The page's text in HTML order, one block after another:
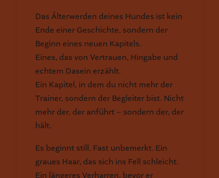
Das Älterwerden deines Hundes ist kein
Ende einer Geschichte, sondern der
Beginn eines neuen Kapitels.
Eines, das von Vertrauen, Hingabe und
echtem Dasein erzählt.
Ein Kapitel, in dem du nicht mehr der
Trainer, sondern der Begleiter bist. Nicht
mehr der, der anführt – sondern der, der
hält.
Es beginnt still. Fast unbemerkt. Ein
graues Haar, das sich ins Fell schleicht.
Ein längeres Verharren, bevor er